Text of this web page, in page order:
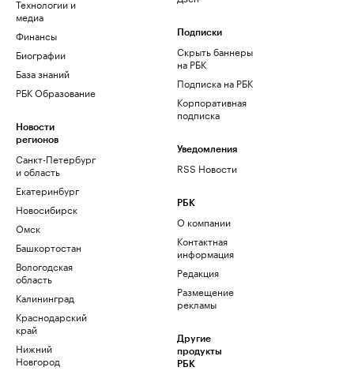
Технологии и
медиа
Финансы
Биографии
База знаний
РБК Образование
Новости
регионов
Санкт-Петербург
и область
Екатеринбург
Новосибирск
Омск
Башкортостан
Вологодская
область
Калининград
Краснодарский
край
Нижний
Новгород
Подписки
Скрыть баннеры
на РБК
Подписка на РБК
Корпоративная
подписка
Уведомления
RSS Новости
РБК
О компании
Контактная
информация
Редакция
Размещение
рекламы
Другие
продукты
РБК